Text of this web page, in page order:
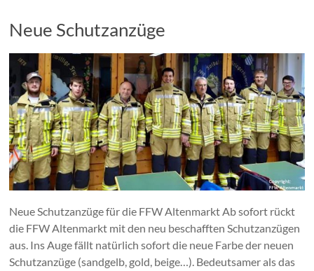
Neue Schutzanzüge
Neue Schutzanzüge für die FFW Altenmarkt Ab sofort rückt
die FFW Altenmarkt mit den neu beschafften Schutzanzügen
aus. Ins Auge fällt natürlich sofort die neue Farbe der neuen
Schutzanzüge (sandgelb, gold, beige…). Bedeutsamer als das